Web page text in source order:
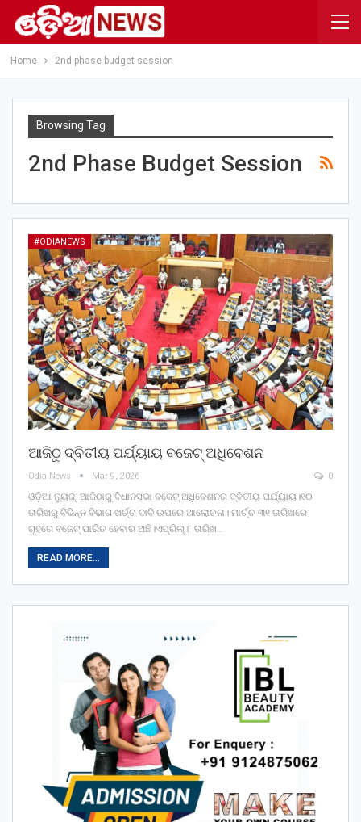
Home 2nd phase budget session
Browsing Tag
2nd Phase Budget Session
#ODIANEWS
ଆଜିଠୁ ଦ୍ବିତୀୟ ପର୍ଯ୍ୟାୟ ବଜେଟ୍ ଅଧିବେଶନ
Odia News Mar 9, 2026 0
ଓଡ଼ିଆ ନ୍ୟୁଜ୍: ଆଜିଠାରୁ ବିଧାନସଭା ବଜେଟ୍ ଅଧିବେଶନର ଦ୍ବିତୀୟ ପର୍ଯ୍ୟାୟ।୧୦
ତାରିଖରୁ ବିଭିନ୍ନ ବିଭାଗ ଖର୍ଚ୍ଚ ଦାବି ଉପରେ ଆଲୋଚନା। ମାର୍ଚ୍ଚ ୩୧ ତାରିଖରେ
ଗୃହରେ ବଜେଟ୍ ପାରିତ ହେବାର ଅଛି।ଏପ୍ରିଲ୍‌ ୮ ତାରିଖ…
READ MORE...